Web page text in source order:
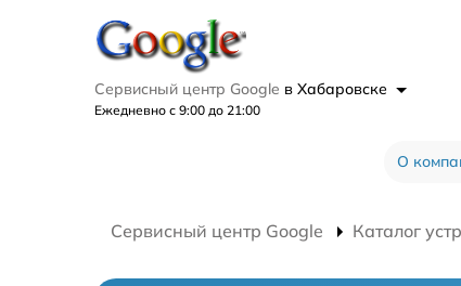
Сервисный центр Google в Хабаровске
Ежедневно с 9:00 до 21:00
О
Сервисный центр Google Каталог